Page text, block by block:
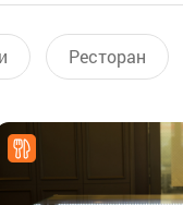
Ресторан